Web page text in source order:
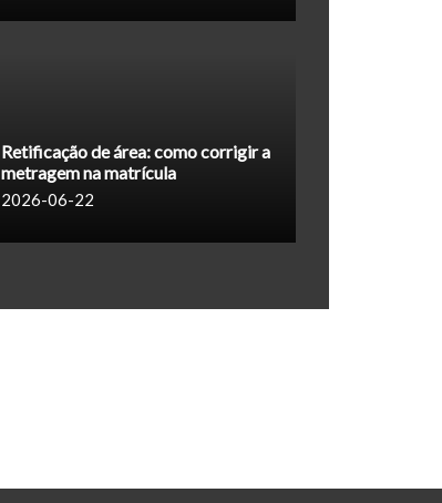
Retificação de área: como corrigir a
metragem na matrícula
2026-06-22